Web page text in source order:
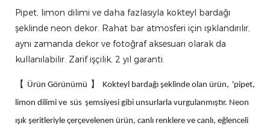
Pipet, limon dilimi ve daha fazlasıyla kokteyl bardağı
şeklinde neon dekor. Rahat bar atmosferi için ışıklandırılır,
aynı zamanda dekor ve fotoğraf aksesuarı olarak da
kullanılabilir. Zarif işçilik, 2 yıl garanti.
【 Ürün Görünümü 】 Kokteyl bardağı şeklinde olan ürün, 'pipet,
limon dilimi ve süs şemsiyesi gibi unsurlarla vurgulanmıştır. Neon
ışık şeritleriyle çerçevelenen ürün, canlı renklere ve canlı, eğlenceli